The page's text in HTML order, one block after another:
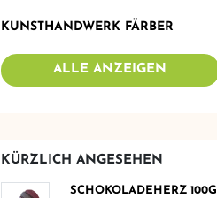
KUNSTHANDWERK FÄRBER
ALLE ANZEIGEN
KÜRZLICH ANGESEHEN
SCHOKOLADEHERZ 100G